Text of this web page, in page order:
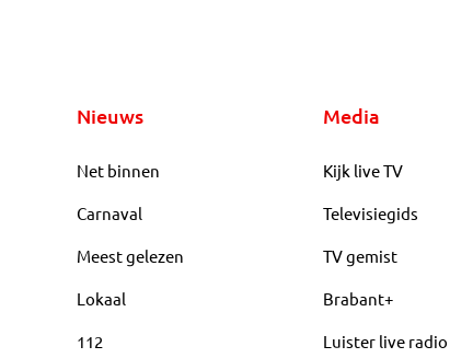
Nieuws
Net binnen
Carnaval
Meest gelezen
Lokaal
112
Media
Kijk live TV
Televisiegids
TV gemist
Brabant+
Luister live radio